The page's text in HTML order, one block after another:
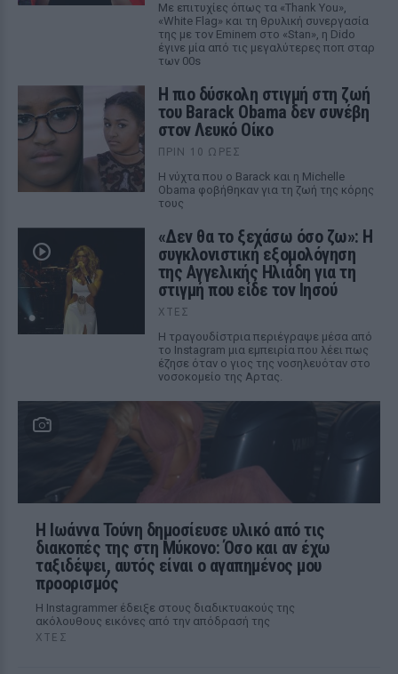
Με επιτυχίες όπως τα «Thank You»,
«White Flag» και τη θρυλική συνεργασία
της με τον Eminem στο «Stan», η Dido
έγινε μία από τις μεγαλύτερες ποπ σταρ
των 00s
Η πιο δύσκολη στιγμή στη ζωή
του Barack Obama δεν συνέβη
στον Λευκό Οίκο
ΠΡΙΝ 10 ΏΡΕΣ
Η νύχτα που ο Barack και η Michelle
Obama φοβήθηκαν για τη ζωή της κόρης
τους
«Δεν θα το ξεχάσω όσο ζω»: Η
συγκλονιστική εξομολόγηση
της Αγγελικής Ηλιάδη για τη
στιγμή που είδε τον Ιησού
ΧΤΕΣ
Η τραγουδίστρια περιέγραψε μέσα από
το Instagram μια εμπειρία που λέει πως
έζησε όταν ο γιος της νοσηλευόταν στο
νοσοκομείο της Αρτας.
Η Ιωάννα Τούνη δημοσίευσε υλικό από τις
διακοπές της στη Μύκονο: Όσο και αν έχω
ταξιδέψει, αυτός είναι ο αγαπημένος μου
προορισμός
Η Instagrammer έδειξε στους διαδικτυακούς της
ακόλουθους εικόνες από την απόδρασή της
ΧΤΕΣ